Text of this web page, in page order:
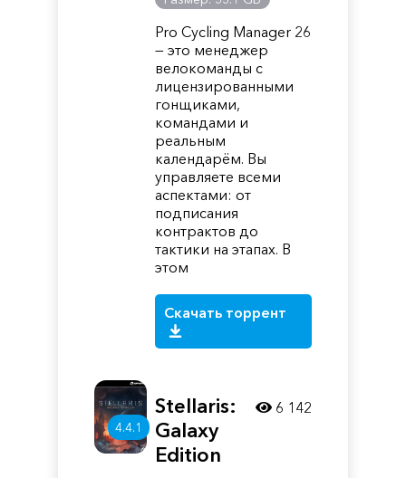
Pro Cycling Manager 26
— это менеджер
велокоманды с
лицензированными
гонщиками,
командами и
реальным
календарём. Вы
управляете всеми
аспектами: от
подписания
контрактов до
тактики на этапах. В
этом
Скачать торрент
4.4.1
Stellaris:
Galaxy
Edition
6 142